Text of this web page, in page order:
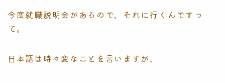
今度就職説明会があるので、それに行くんですっ
て。
日本語は時々変なことを言いますが、